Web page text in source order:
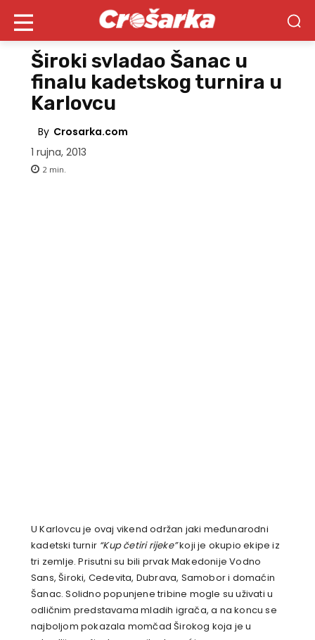
Široki svladao Šanac u
finalu kadetskog turnira u
Karlovcu
By Crosarka.com
1 rujna, 2013
2 min.
U Karlovcu je ovaj vikend održan jaki međunarodni
kadetski turnir “Kup četiri rijeke”koji je okupio ekipe iz
tri zemlje. Prisutni su bili prvak Makedonije Vodno
Sans, Široki, Cedevita, Dubrava, Samobor i domaćin
Šanac. Solidno popunjene tribine mogle su uživati u
odličnim predstavama mladih igrača, a na koncu se
najboljom pokazala momčad Širokog koja je u